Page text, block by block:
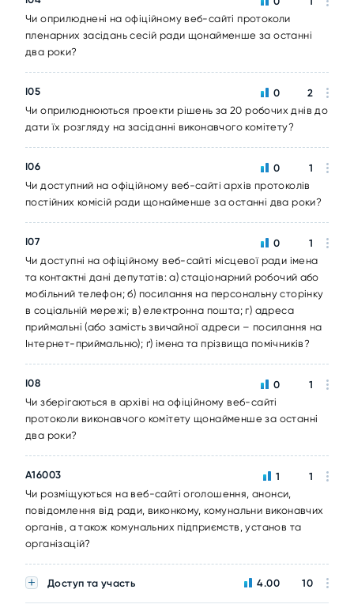
Чи оприлюднені на офіційному веб-сайті протоколи
пленарних засідань сесій ради щонайменше за останні
два роки?
I05
Чи оприлюднюються проекти рішень за 20 робочих днів до
дати їх розгляду на засіданні виконавчого комітету?
0 2
I06
Чи доступний на офіційному веб-сайті архів протоколів
постійних комісій ради щонайменше за останні два роки?
0 1
I07
Чи доступні на офіційному веб-сайті місцевої ради імена
та контактні дані депутатів: а) стаціонарний робочий або
мобільний телефон; б) посилання на персональну сторінку
в соціальній мережі; в) електронна пошта; г) адреса
приймальні (або замість звичайної адреси – посилання на
Інтернет-приймальню); ґ) імена та прізвища помічників?
0 1
I08
Чи зберігаються в архіві на офіційному веб-сайті
протоколи виконавчого комітету щонайменше за останні
два роки?
0 1
A16003
Чи розміщуються на веб-сайті оголошення, анонси,
повідомлення від ради, виконкому, комунальни виконавчих
органів, а також комунальних підприємств, установ та
організацій?
1 1
Доступ та участь 4.00 10